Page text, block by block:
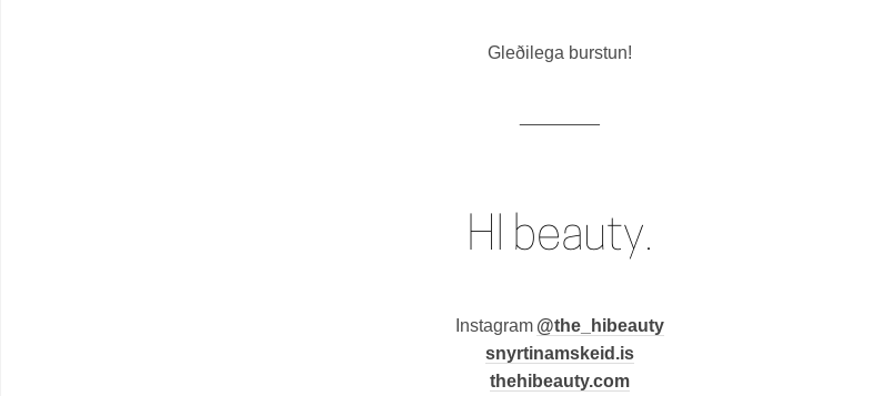
Gleðilega burstun!
Instagram @the_hibeauty
snyrtinamskeid.is
thehibeauty.com